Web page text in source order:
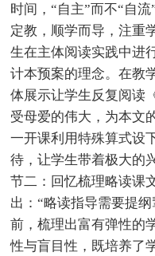
时间，“自主”而不“自
定教，顺学而导，注重
生在主体阅读实践中进
计本预案的理念。在教
体展示让学生反复阅读
受母爱的伟大，为本文
一开课利用特殊算式设
待，让学生带着极大的
节二：回忆梳理略读课
出：“略读指导需要提
前，梳理出富有弹性的
性与盲目性，既培养了